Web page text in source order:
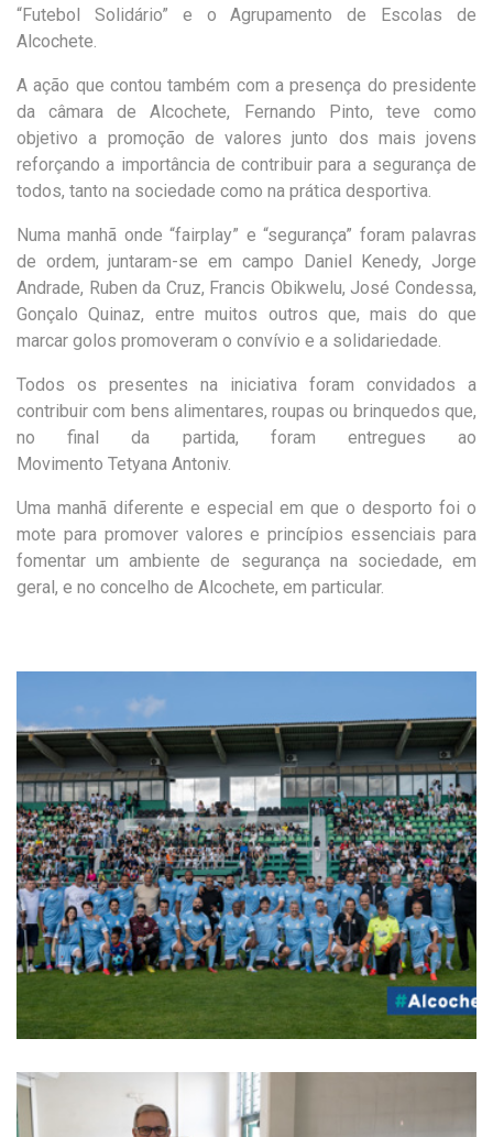
“Futebol Solidário” e o Agrupamento de Escolas de
Alcochete
A ação que contou também com a presença do presidente
da câmara de Alcochete, Fernando Pinto, teve como
objetivo a promoção de valores junto dos mais jovens
reforçando a importância de contribuir para a segurança de
todos, tanto na sociedade como na prática desportiva.
Numa manhã onde “fairplay” e “segurança” foram palavras
de ordem, juntaram-se em campo Daniel Kenedy, Jorge
Andrade, Ruben da Cruz, Francis Obikwelu, José Condessa,
Gonçalo Quinaz, entre muitos outros que, mais do que
marcar golos promoveram o convívio e a solidariedade.
Todos os presentes na iniciativa foram convidados a
contribuir com bens alimentares, roupas ou brinquedos que,
no final da partida, foram entregues ao
Movimento Tetyana Antoniv.
Uma manhã diferente e especial em que o desporto foi o
mote para promover valores e princípios essenciais para
fomentar um ambiente de segurança na sociedade, em
geral, e no concelho de Alcochete, em particular.